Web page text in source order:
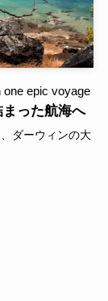
one epic voyage
った航海へ
ダーウィンの大